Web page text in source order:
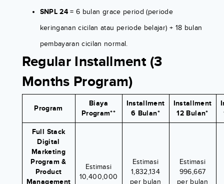
SNPL 24= 6 bulan grace period (periode
keringanan cicilan atau periode belajar) + 18 bulan
pembayaran cicilan normal.
Regular Installment (3
Months Program)
Program
Biaya
Program**
Installment
6 Bulan*
Installment
12 Bulan*
Full Stack
Digital
Marketing
Program &
Product
Management
Estimasi
10,400,000
Estimasi
1,832,134
per bulan
Estimasi
996,667
per bulan